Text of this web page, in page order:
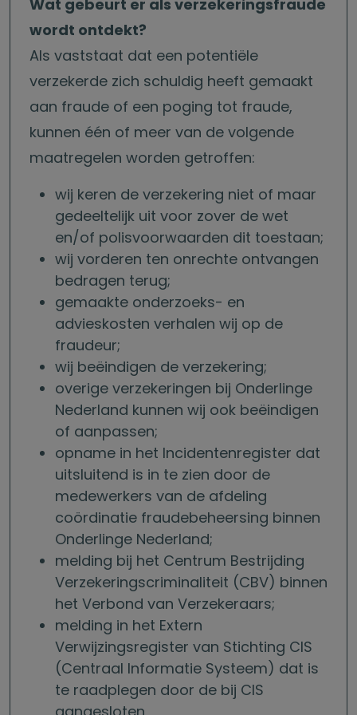
Wat gebeurt er als verzekeringsfraude
wordt ontdekt?
Als vaststaat dat een potentiële
verzekerde zich schuldig heeft gemaakt
aan fraude of een poging tot fraude,
kunnen één of meer van de volgende
maatregelen worden getroffen:
wij keren de verzekering niet of maar
gedeeltelijk uit voor zover de wet
en/of polisvoorwaarden dit toestaan;
wij vorderen ten onrechte ontvangen
bedragen terug;
gemaakte onderzoeks- en
advieskosten verhalen wij op de
fraudeur;
wij beëindigen de verzekering;
overige verzekeringen bij Onderlinge
Nederland kunnen wij ook beëindigen
of aanpassen;
opname in het Incidentenregister dat
uitsluitend is in te zien door de
medewerkers van de afdeling
coördinatie fraudebeheersing binnen
Onderlinge Nederland;
melding bij het Centrum Bestrijding
Verzekeringscriminaliteit (CBV) binnen
het Verbond van Verzekeraars;
melding in het Extern
Verwijzingsregister van Stichting CIS
(Centraal Informatie Systeem) dat is
te raadplegen door de bij CIS